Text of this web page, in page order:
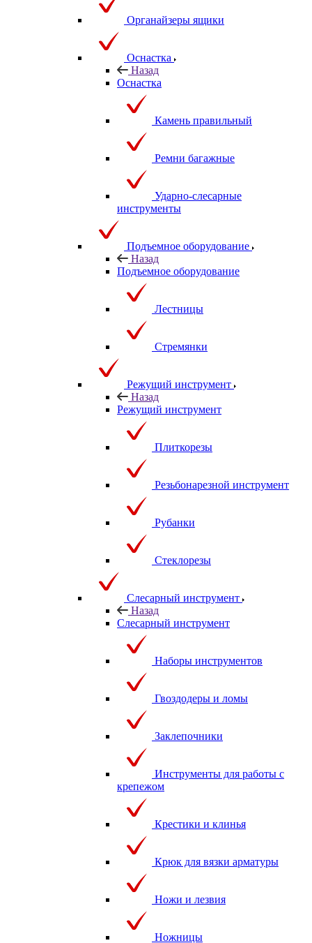
Органайзеры ящики
Оснастка
Назад
Оснастка
Камень правильный
Ремни багажные
Ударно-слесарные
инструменты
Подъемное оборудование
Назад
Подъемное оборудование
Лестницы
Стремянки
Режущий инструмент
Назад
Режущий инструмент
Плиткорезы
Резьбонарезной инструмент
Рубанки
Стеклорезы
Слесарный инструмент
Назад
Слесарный инструмент
Наборы инструментов
Гвоздодеры и ломы
Заклепочники
Инструменты для работы с
крепежом
Крестики и клинья
Крюк для вязки арматуры
Ножи и лезвия
Ножницы